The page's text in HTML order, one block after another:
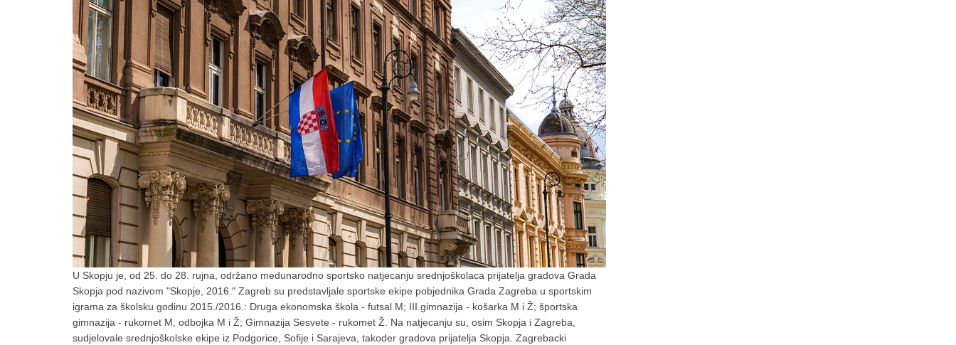
U Skopju je, od 25. do 28. rujna, održano medunarodno sportsko natjecanju srednjoškolaca prijatelja gradova Grada
Skopja pod nazivom "Skopje, 2016." Zagreb su predstavljale sportske ekipe pobjednika Grada Zagreba u sportskim
igrama za školsku godinu 2015./2016.: Druga ekonomska škola - futsal M; III.gimnazija - košarka M i Ž; športska
gimnazija - rukomet M, odbojka M i Ž; Gimnazija Sesvete - rukomet Ž. Na natjecanju su, osim Skopja i Zagreba,
sudjelovale srednjoškolske ekipe iz Podgorice, Sofije i Sarajeva, takoder gradova prijatelja Skopja. Zagrebacki